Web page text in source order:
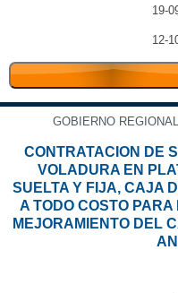
19-
12-
GOBIERNO
CONTRATACION DE
VOLADURA EN
SUELTA Y FIJA, CAJA
A TODO COSTO
MEJORAMIENTO DEL